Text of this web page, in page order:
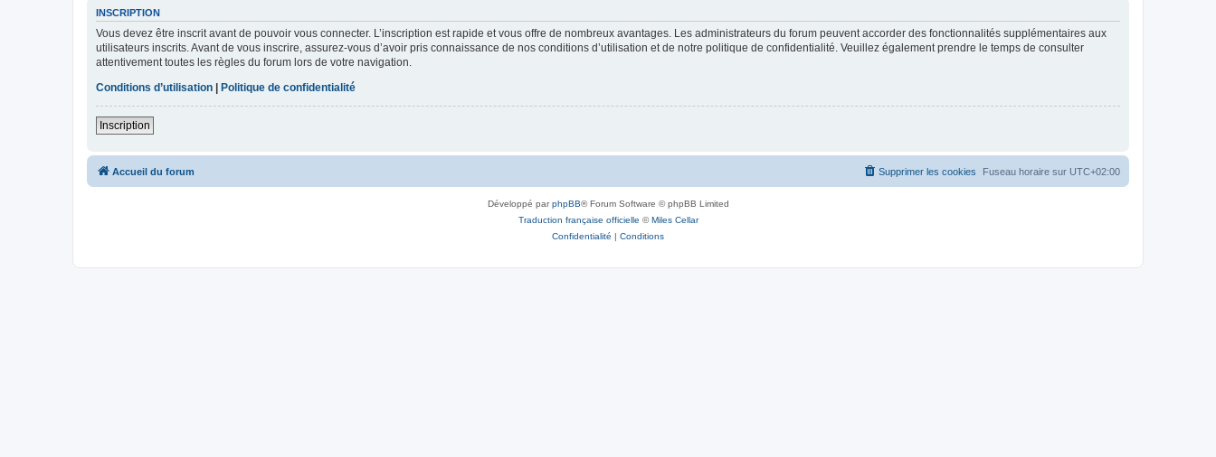
INSCRIPTION
Vous devez être inscrit avant de pouvoir vous connecter. L’inscription est rapide et vous offre de nombreux avantages. Les administrateurs du forum peuvent accorder des fonctionnalités supplémentaires aux
utilisateurs inscrits. Avant de vous inscrire, assurez-vous d’avoir pris connaissance de nos conditions d’utilisation et de notre politique de confidentialité. Veuillez également prendre le temps de consulter
attentivement toutes les règles du forum lors de votre navigation.
Conditions d’utilisation
Politique de confidentialité
Inscription
Accueil du forum Fuseau horaire sur UTC+02:00
Supprimer les cookies
Développé parphpBB® Forum Software © phpBB Limited
Traduction française officielle ©Miles Cellar
Confidentialité | Conditions